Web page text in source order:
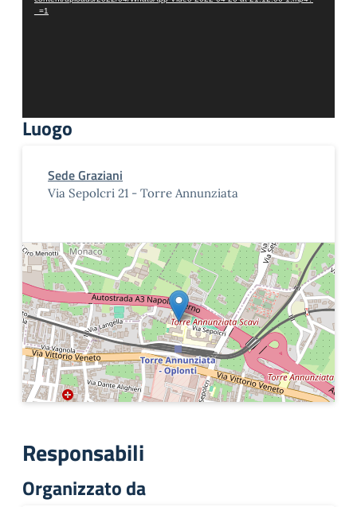
_=1
Luogo
Sede Graziani
Via Sepolcri 21 - Torre Annunziata
Responsabili
Organizzato da